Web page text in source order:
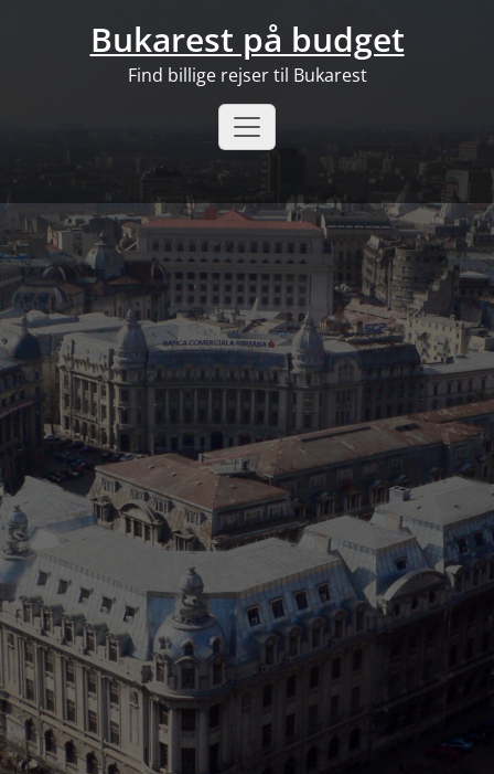
Bukarest på budget
Find billige rejser til Bukarest